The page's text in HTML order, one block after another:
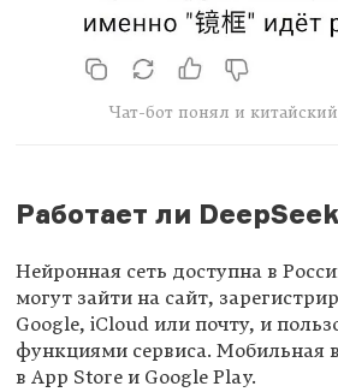
Чат-бот понял и
Работает ли
Нейронная сеть доступна в
могут зайти на сайт,
Google, iCloud или почту, и
функциями сервиса. Мобильная
в App Store и Google Play.